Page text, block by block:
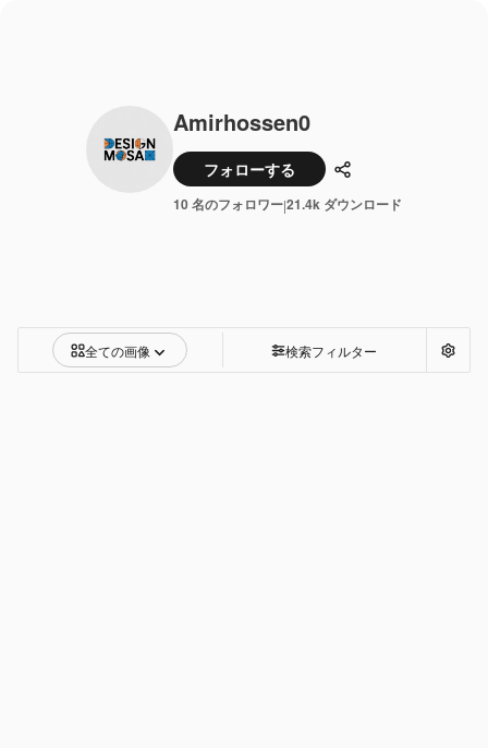
Amirhossen0
フォローする 共有
10 名のフォロワー|21.4k ダウンロード
全ての画像 検索フィルター